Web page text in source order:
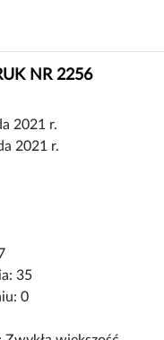
NR 2256
2021 r.
2021 r.
35
0